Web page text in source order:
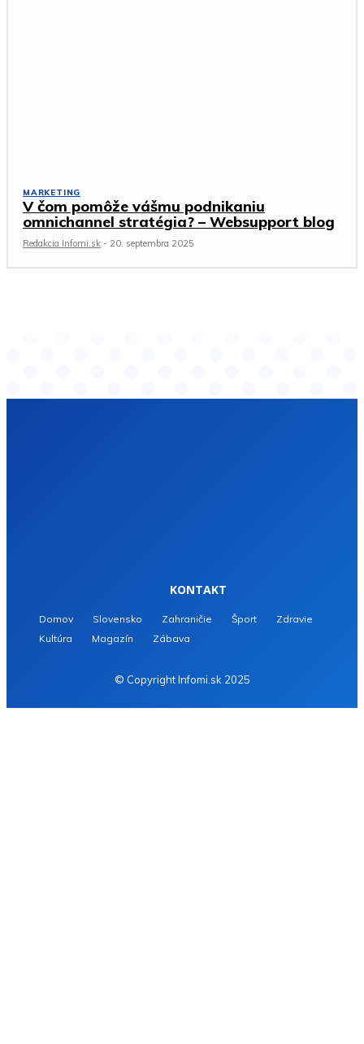
MARKETING
V čom pomôže vášmu podnikaniu
omnichannel stratégia? – Websupport blog
Redakcia Infomi.sk - 20. septembra 2025
KONTAKT
Domov Slovensko Zahraničie Šport
Zdravie
Kultúra
Magazín Zábava
© Copyright Infomi.sk 2025